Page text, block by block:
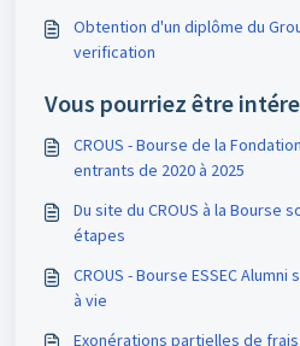
Obtention d'un diplôme du
verification
Vous pourriez être
CROUS - Bourse de la
entrants de 2020 à 2025
Du site du CROUS à la Bourse
étapes
CROUS - Bourse ESSEC
à vie
Exonérations partielles de